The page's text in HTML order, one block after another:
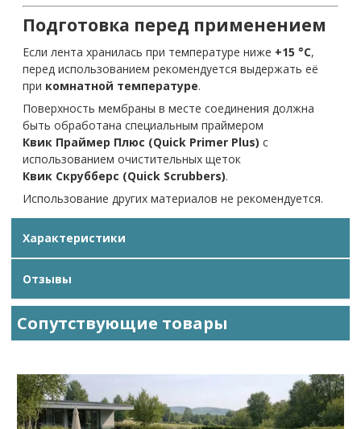
Подготовка перед применением
Если лента хранилась при температуре ниже +15 °C,
перед использованием рекомендуется выдержать её
при комнатной температуре.
Поверхность мембраны в месте соединения должна
быть обработана специальным праймером
Квик Праймер Плюс (Quick Primer Plus) с
использованием очистительных щеток
Квик Скрубберс (Quick Scrubbers).
Использование других материалов не рекомендуется.
Характеристики
Отзывы
Сопутствующие товары